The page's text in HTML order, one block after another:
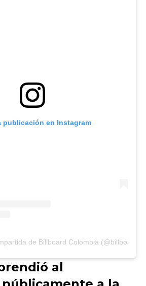
publicación en Instagram
de Billboard Colombia
al